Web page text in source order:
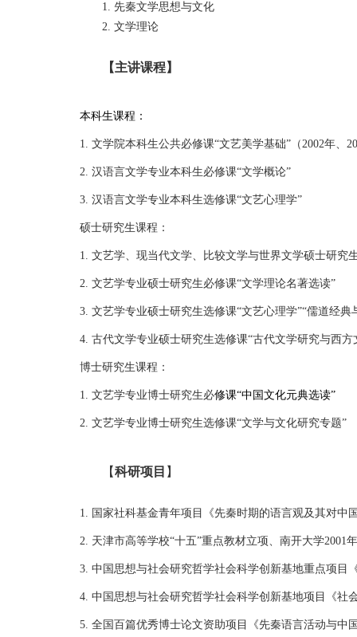
1. 先秦文学思想与文化
2. 文学理论
【主讲课程】
本科生课程：
1. 文学院本科生公共必修课“文艺美学基础”（2002年、
2. 汉语言文学专业本科生必修课“文学概论”
3. 汉语言文学专业本科生选修课“文艺心理学”
硕士研究生课程：
1. 文艺学、现当代文学、比较文学与世界文学硕士研究
2. 文艺学专业硕士研究生必修课“文学理论名著选读”
3. 文艺学专业硕士研究生选修课“文艺心理学”“儒道经典
4. 古代文学专业硕士研究生选修课“古代文学研究与西方
博士研究生课程：
1. 文艺学专业博士研究生必修课“中国文化元典选读”
2. 文艺学专业博士研究生选修课“文学与文化研究专题”
【科研项目 】
1. 国家社科基金青年项目《先秦时期的语言观及其对中
2. 天津市高等学校“十五”重点教材立项、南开大学
3. 中国思想与社会研究哲学社会科学创新基地重点项目
4. 中国思想与社会研究哲学社会科学创新基地项目《社
5. 全国百篇优秀博士论文资助项目《先秦语言活动与中